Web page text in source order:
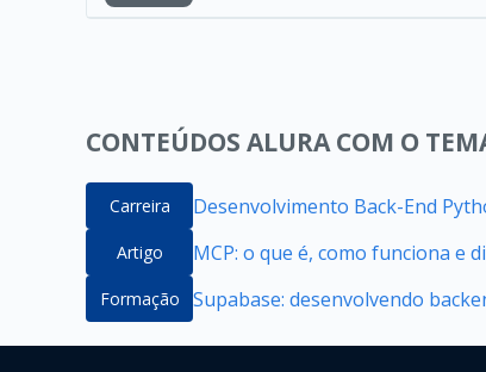
CONTEÚDOS ALURA COM O
Carreira Desenvolvimento Back-End
Artigo MCP: o que é, como funciona e
Formação Supabase: desenvolvendo